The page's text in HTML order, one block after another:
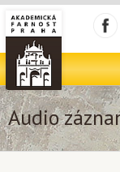
Audio